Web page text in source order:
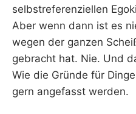
selbstreferenziellen
Aber wenn dann ist es
wegen der ganzen
gebracht hat. Nie. Und
Wie die Gründe für
gern angefasst werden.